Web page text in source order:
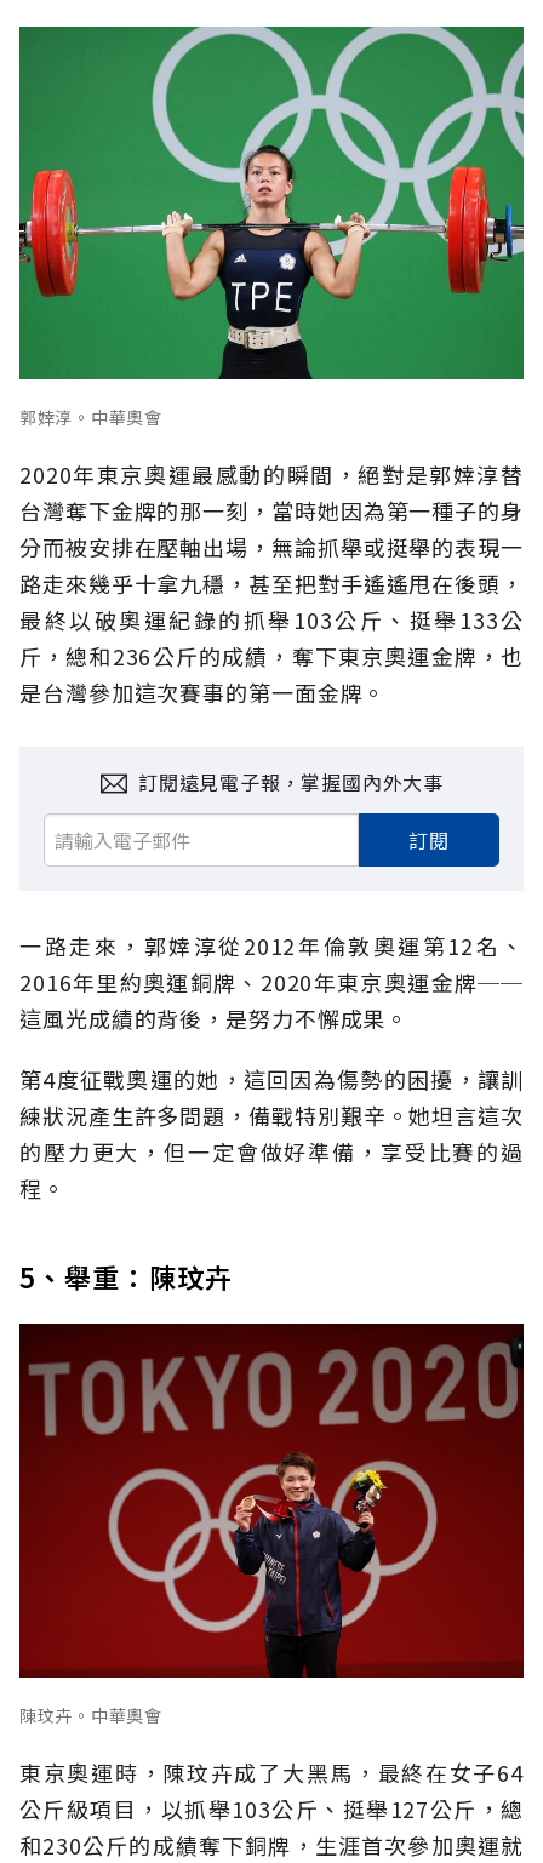
郭婞淳。中華奧會
2020年東京奧運最感動的瞬間，絕對是郭婞淳替
台灣奪下金牌的那一刻，當時她因為第一種子的身
分而被安排在壓軸出場，無論抓舉或挺舉的表現一
路走來幾乎十拿九穩，甚至把對手遙遙甩在後頭，
最終以破奧運紀錄的抓舉103公斤、挺舉133公
斤，總和236公斤的成績，奪下東京奧運金牌，也
是台灣參加這次賽事的第一面金牌。
訂閱遠見電子報，掌握國內外大事
訂閱
一路走來，郭婞淳從2012年倫敦奧運第12名、
2016年里約奧運銅牌、2020年東京奧運金牌──
這風光成績的背後，是努力不懈成果。
第4度征戰奧運的她，這回因為傷勢的困擾，讓訓
練狀況產生許多問題，備戰特別艱辛。她坦言這次
的壓力更大，但一定會做好準備，享受比賽的過
程。
5、舉重：陳玟卉
陳玟卉。中華奧會
東京奧運時，陳玟卉成了大黑馬，最終在女子64
公斤級項目，以抓舉103公斤、挺舉127公斤，總
和230公斤的成績奪下銅牌，生涯首次參加奧運就